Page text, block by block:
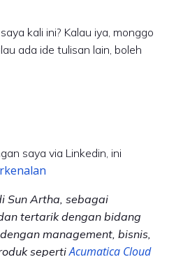
kali ini? Kalau iya, monggo
ada ide tulisan lain, boleh
saya via Linkedin, ini
Sun Artha, sebagai
tertarik dengan bidang
management, bisnis,
sepertiAcumatica Cloud